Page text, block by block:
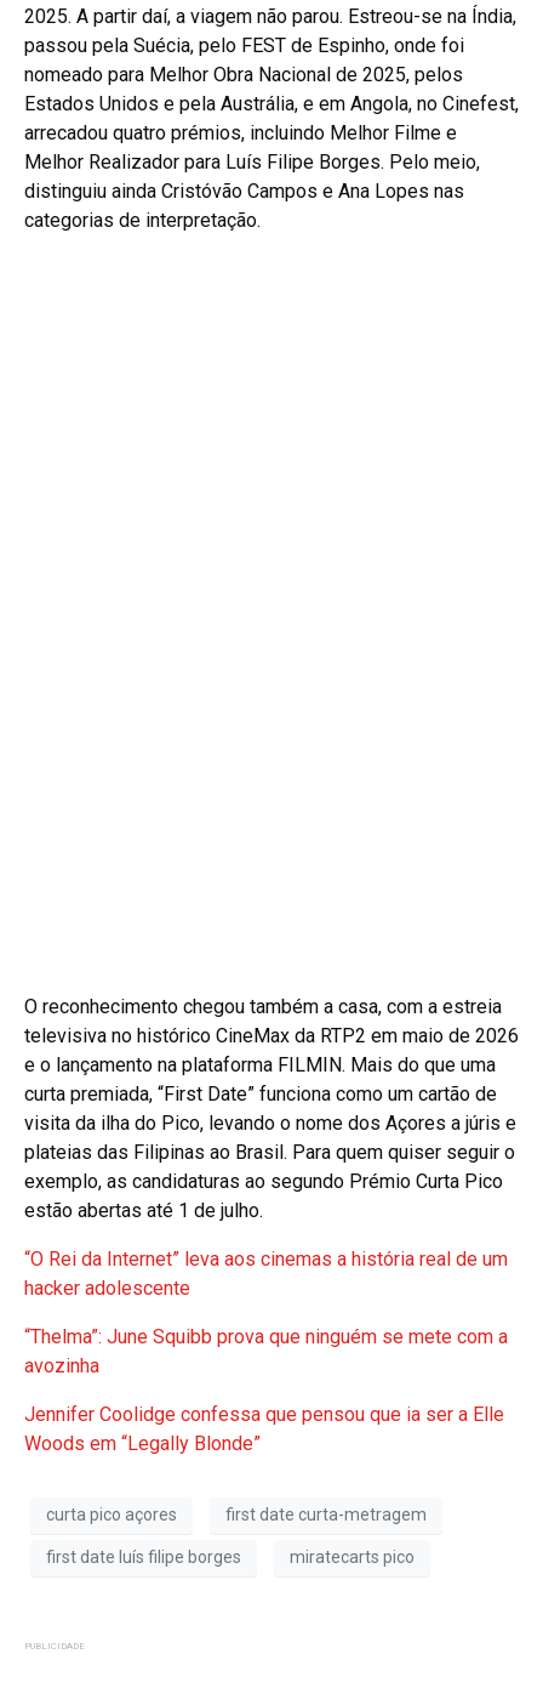
2025. A partir daí, a viagem não parou. Estreou-se na Índia,
passou pela Suécia, pelo FEST de Espinho, onde foi
nomeado para Melhor Obra Nacional de 2025, pelos
Estados Unidos e pela Austrália, e em Angola, no Cinefest,
arrecadou quatro prémios, incluindo Melhor Filme e
Melhor Realizador para Luís Filipe Borges. Pelo meio,
distinguiu ainda Cristóvão Campos e Ana Lopes nas
categorias de interpretação.
O reconhecimento chegou também a casa, com a estreia
televisiva no histórico CineMax da RTP2 em maio de 2026
e o lançamento na plataforma FILMIN. Mais do que uma
curta premiada, “First Date” funciona como um cartão de
visita da ilha do Pico, levando o nome dos Açores a júris e
plateias das Filipinas ao Brasil. Para quem quiser seguir o
exemplo, as candidaturas ao segundo Prémio Curta Pico
estão abertas até 1 de julho.
“O Rei da Internet” leva aos cinemas a história real de um
hacker adolescente
“Thelma”: June Squibb prova que ninguém se mete com a
avozinha
Jennifer Coolidge confessa que pensou que ia ser a Elle
Woods em “Legally Blonde”
curta pico açores first date curta-metragem
first date luís filipe borges miratecarts pico
PUBLICIDADE